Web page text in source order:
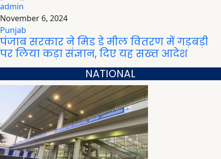
admin
November 6, 2024
Punjab
पंजाब सरकार ने मिड डे मील वितरण में गड़बड़ी
पर लिया कड़ा संज्ञान, दिए यह सख्त आदेश
NATIONAL